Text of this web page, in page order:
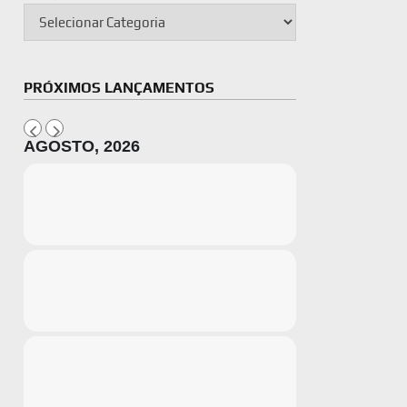
PRÓXIMOS LANÇAMENTOS
AGOSTO, 2026